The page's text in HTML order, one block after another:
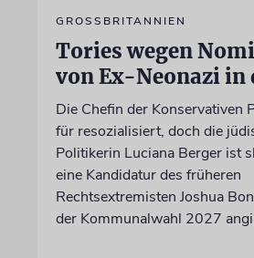
GROSSBRITANNIEN
Tories wegen
von Ex-Neonazi
Die Chefin der Konservativen
für resozialisiert, doch die
Politikerin Luciana Berger ist
eine Kandidatur des früheren
Rechtsextremisten Joshua
der Kommunalwahl 2027